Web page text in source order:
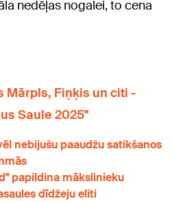
nedēļas nogalei, to cena
Mārpls, Fiņķis un citi -
Saule 2025"
nebijušu paaudžu satikšanos
papildina mākslinieku
dīdžeju eliti